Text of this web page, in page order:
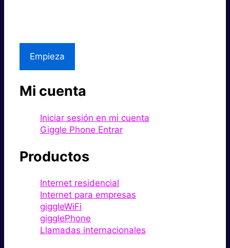
Empieza
Mi cuenta
Iniciar sesión en mi cuenta
Giggle Phone Entrar
Productos
Internet residencial
Internet para empresas
giggleWiFi
gigglePhone
Llamadas internacionales